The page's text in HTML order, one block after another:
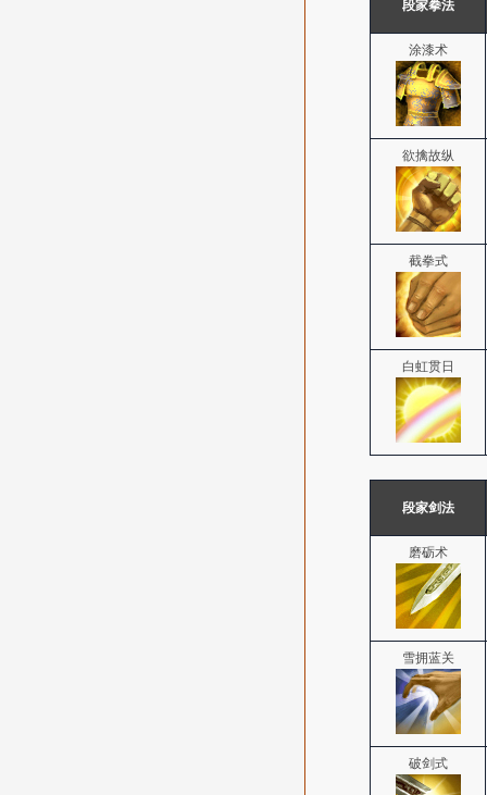
段家拳法
涂漆术
欲擒故纵
截拳式
白虹贯日
段家剑法
磨砺术
雪拥蓝关
破剑式